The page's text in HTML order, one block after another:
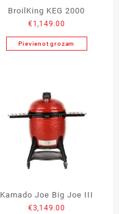
BroilKing KEG 2000
€ 1,149.00
Pievienot grozam
Kamado Joe Big Joe III
€3,149.00